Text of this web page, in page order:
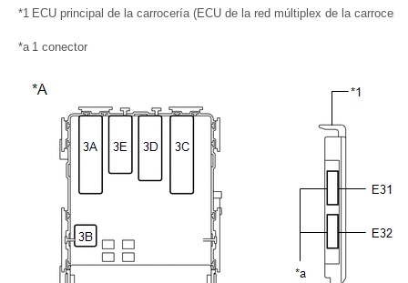
*1 ECU principal de la carrocería (ECU de la red múltiplex de la
*a 1 conector